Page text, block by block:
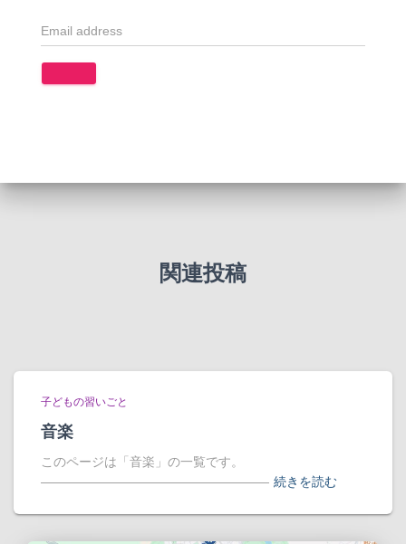
関連投稿
子どもの習いごと
音楽
このページは「音楽」の一覧です。
―――――――――――――――――― 続きを読む